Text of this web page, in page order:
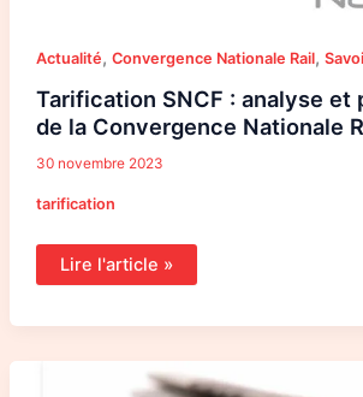
Actualité, Convergence Nationale Rail,
Tarification SNCF : analyse et
de la Convergence Nationale
30 novembre 2023
tarification
Lire l'article »
Revue